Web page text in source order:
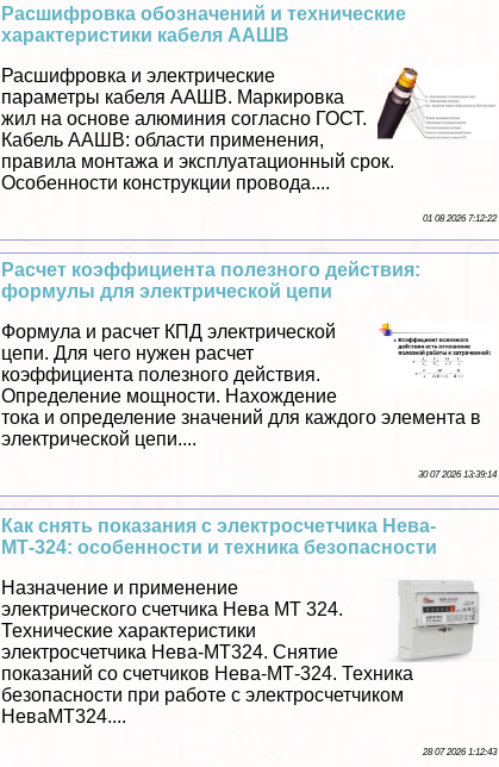
Расшифровка обозначений и технические
хаpaктеристики кабеля ААШВ
Расшифровка и электрические
параметры кабеля ААШВ. Маркировка
жил на основе алюминия согласно ГОСТ.
Кабель ААШВ: области применения,
правила монтажа и эксплуатационный срок.
Особенности конструкции провода....
01 08 2026 7:12:22
Расчет коэффициента полезного действия:
формулы для электрической цепи
Формула и расчет КПД электрической
цепи. Для чего нужен расчет
коэффициента полезного действия.
Определение мощности. Нахождение
тока и определение значений для каждого элемента в
электрической цепи....
30 07 2026 13:39:14
Как снять показания с электросчетчика Нева-
МТ-324: особенности и техника безопасности
Назначение и применение
электрического счетчика Нева МТ 324.
Технические хаpaктеристики
электросчетчика Нева-МТ324. Снятие
показаний со счетчиков Нева-МТ-324. Техника
безопасности при работе с электросчетчиком
НеваМТ324....
28 07 2026 1:12:43